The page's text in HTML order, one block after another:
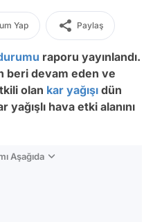
Yap Paylaş
raporu yayınlandı.
beri devam eden ve
olan kar yağışı dün
hava etki alanını
Aşağıda